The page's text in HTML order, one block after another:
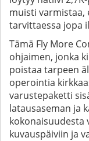
muisti varmistaa,
tarvittaessa jopa
Tämä Fly More
ohjaimen, jonka
poistaa tarpeen
operointia
varustepaketti
latausaseman ja
kokonaisuudesta
kuvauspäiviin ja